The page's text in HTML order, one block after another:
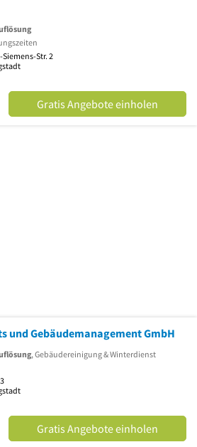
Str. 2
Gratis Angebote einholen
und Gebäudemanagement GmbH
, Gebäudereinigung & Winterdienst
Gratis Angebote einholen